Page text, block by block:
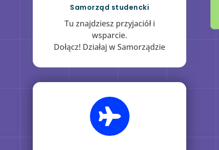
Samorząd studencki
Tu znajdziesz przyjaciół i
wsparcie.
Dołącz! Działaj w Samorządzie
